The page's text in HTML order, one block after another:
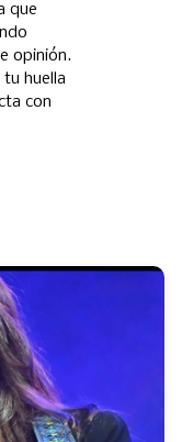
que
opinión.
huella
con